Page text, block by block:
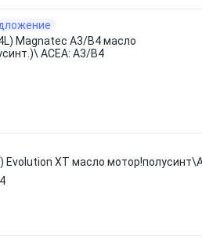
Magnatec A3/B4 масло
ACEA: A3/B4
Evolution XT масло